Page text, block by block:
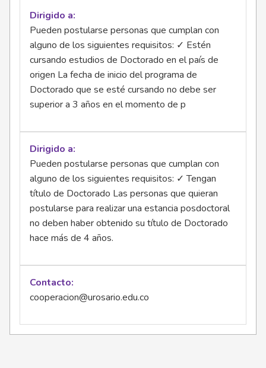
Dirigido a
Pueden postularse personas que cumplan con
alguno de los siguientes requisitos: ✓ Estén
cursando estudios de Doctorado en el país de
origen La fecha de inicio del programa de
Doctorado que se esté cursando no debe ser
superior a 3 años en el momento de p
Dirigido a
Pueden postularse personas que cumplan con
alguno de los siguientes requisitos: ✓ Tengan
título de Doctorado Las personas que quieran
postularse para realizar una estancia posdoctoral
no deben haber obtenido su título de Doctorado
hace más de 4 años.
Contacto
cooperacion@urosario.edu.co